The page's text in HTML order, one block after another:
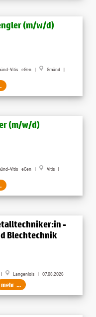
(m/w/d)
Vitis eGen |
Gmünd |
(m/w/d)
Vitis eGen |
Vitis |
-
Blechtechnik
| Langenlois | 07.08.2026
mehr ...